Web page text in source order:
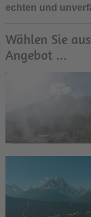
echten und
Wählen Sie
Angebot ...